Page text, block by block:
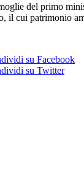
del primo
il cui patrimonio
su Facebook
su Twitter